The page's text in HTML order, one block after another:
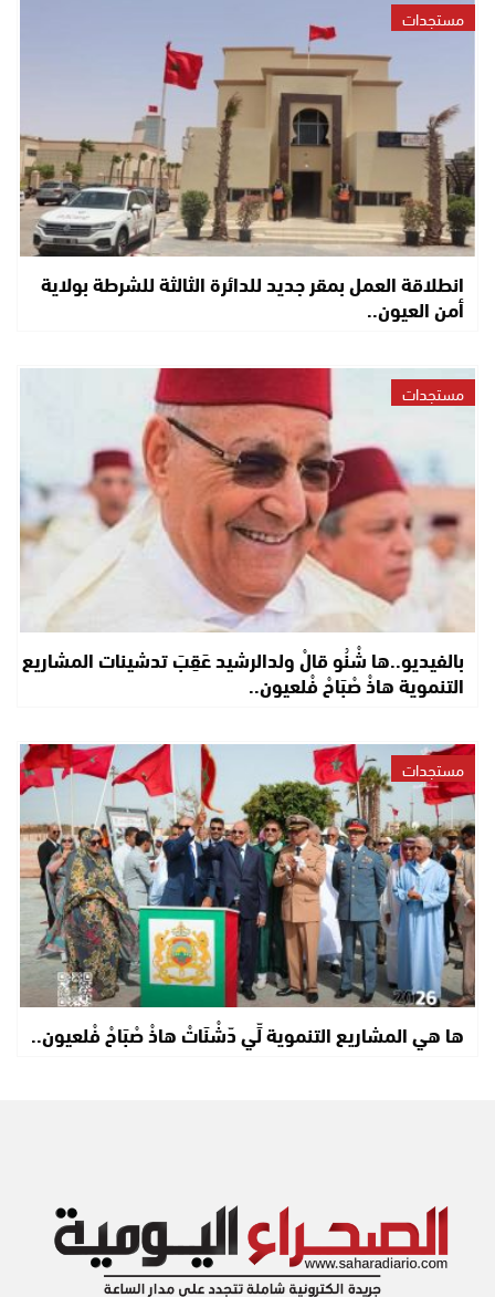
مستجدات
انطلاقة العمل بمقر جديد للدائرة الثالثة للشرطة بولاية
أمن العيون..
مستجدات
بالفيديو..ها شْنُو قالْ ولدالرشيد عَقِبَ تدشينات المشاريع
التنموية هاذْ صْبَاحْ فْلعيون..
مستجدات
ها هي المشاريع التنموية لِّي دّشْنَاتْ هاذْ صْبَاحْ فْلعيون..